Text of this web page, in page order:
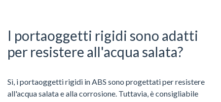
I portaoggetti rigidi sono adatti
per resistere all'acqua salata?
Sì, i portaoggetti rigidi in ABS sono progettati per resistere
all'acqua salata e alla corrosione. Tuttavia, è consigliabile